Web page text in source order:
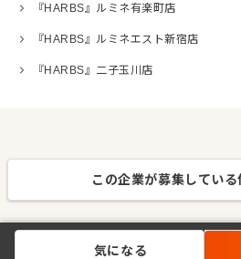
『HARBS』ルミネ有楽町店
『HARBS』ルミネエスト新宿店
『HARBS』二子玉川店
この企業が募集してい
気になる